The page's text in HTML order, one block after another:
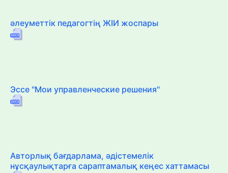
әлеуметтік педагогтің ЖІИ жоспары
Эссе "Мои управленческие решения"
Авторлық бағдарлама, әдістемелік
нұсқаулықтарға сараптамалық кеңес хаттамасы